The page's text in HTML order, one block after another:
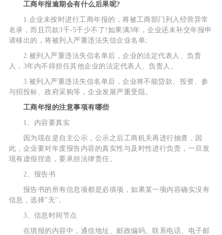
工商年报逾期会有什么后果呢?
1.企业未按时进行工商年报的，将被工商部门列入经营异常
名录，而且罚款3千-5千少不了!如果满3年，企业还未补交年报申
请移出的，将被列入严重违法失信企业名单;
2.被列入严重违法失信名单后，企业的法定代表人、负责
人，3年内不得担任其他企业的法定代表人、负责人。
3.被列入严重违法失信名单后，企业将不能贷款、投资、参
与招投标、政府采购等，企业发展严重受阻。
工商年报的注意事项有哪些
1、内容要真实
因为现在是自主公示，公示之后工商机关再进行抽查，因
此，企业要对年度报告内容的真实性与及时性进行负责，一旦发
现有虚假捏造，要承担法律责任。
2、报告书
报告书的所有信息项都是必填项，如果某一项内容确实没有
信息，选择"无"。
3、信息时间节点
在填报的内容中，通信地址、邮政编码、联系电话、电子邮